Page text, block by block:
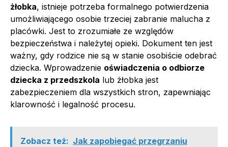
żłobka, istnieje potrzeba formalnego potwierdzenia
umożliwiającego osobie trzeciej zabranie malucha z
placówki. Jest to zrozumiałe ze względów
bezpieczeństwa i należytej opieki. Dokument ten jest
ważny, gdy rodzice nie są w stanie osobiście odebrać
dziecka. Wprowadzenie oświadczenia o odbiorze
dziecka z przedszkola lub żłobka jest
zabezpieczeniem dla wszystkich stron, zapewniając
klarowność i legalność procesu.
Zobacz też: Jak zapobiegać przegrzaniu